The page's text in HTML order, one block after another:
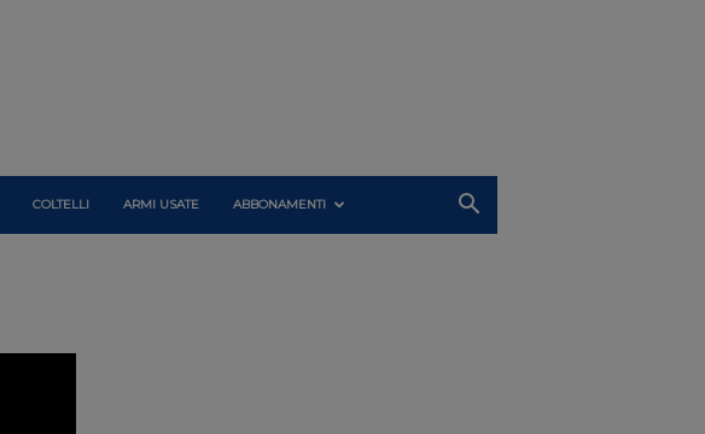
COLTELLI ARMI USATE ABBONAMENTI